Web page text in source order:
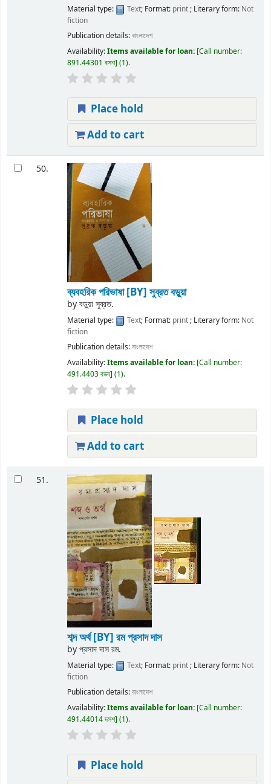
Material type: Text; Format: print; Literary form: Not
fiction
Publication details:বাংলাদেশ
Availability:Items available for loan: Call number:
891.44301 বসশ (1).
Place hold
Add to cart
50.
ব্যবহরিক পরিভাষা[BY] সুব্রত বড়ুয়া
byবড়ুয়া সুব্রত.
Material type: Text; Format: print; Literary form: Not
fiction
Publication details:বাংলাদেশ
Availability:Items available for loan: Call number:
491.4403 বডব (1).
Place hold
Add to cart
51.
শব্দ অর্থ[BY] রম প্রসাদ দাস
byপ্রসাদ দাস রম.
Material type: Text; Format: print; Literary form: Not
fiction
Publication details:বাংলাদেশ
Availability:Items available for loan: Call number:
491.44014 দসশ (1).
Place hold